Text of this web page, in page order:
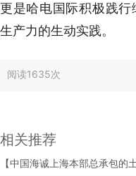
更是哈电国际积极践
生产力的生动实践。
阅读1635次
相关推荐
【中国海诚上海本部总承包的